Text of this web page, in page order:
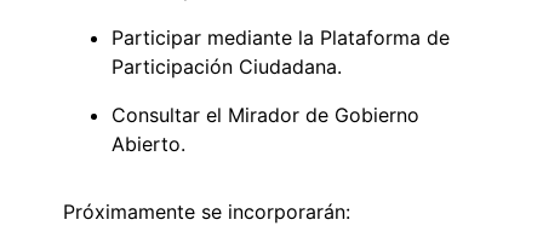
Participar mediante la Plataforma de
Participación Ciudadana.
Consultar el Mirador de Gobierno
Abierto.
Próximamente se incorporarán: